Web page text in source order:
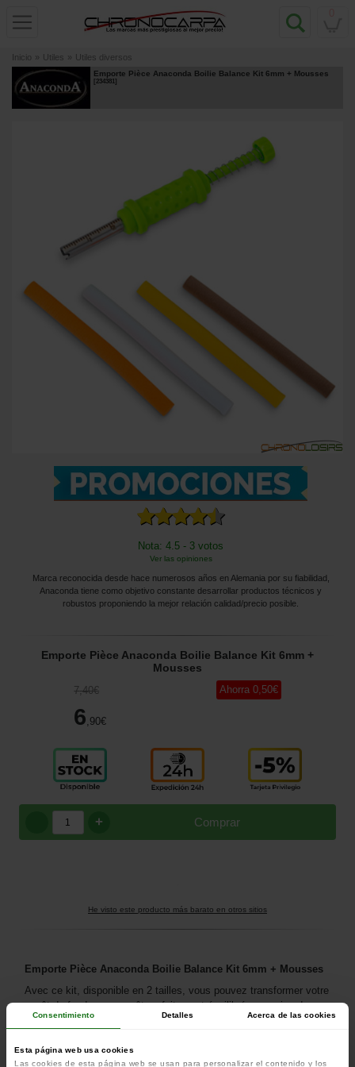
Consentimiento Detalles Acerca de las cookies
Esta página web usa cookies
Las cookies de esta página web se usan para personalizar el contenido y los
Inicio » Utiles » Utiles diversos
Emporte Pièce Anaconda Boilie Balance Kit 6mm + Mousses
[234381]
Nota: 4.5 - 3 votos
Ver las opiniones
Marca reconocida desde hace numerosos años en Alemania por su fiabilidad,
Anaconda tiene como objetivo constante desarrollar productos técnicos y
robustos proponiendo la mejor relación calidad/precio posible.
Emporte Pièce Anaconda Boilie Balance Kit 6mm +
Mousses
7,40€
6 ,90€
Ahorra 0,50€
Comprar
+
He visto este producto más barato en otros sitios
Emporte Pièce Anaconda Boilie Balance Kit 6mm + Mousses
Avec ce kit, disponible en 2 tailles, vous pouvez transformer votre
appât de fond en un appât parfaitement équilibré en un rien de
temps, que la carpe peut aspirer encore mieux et sans résistance.
idéal pour les bouillettes, les noix tigrées ou les pellets